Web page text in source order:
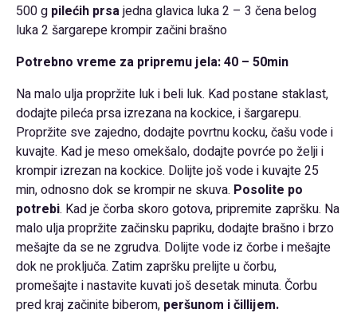
500 g pilećih prsajedna glavica luka 2 – 3 čena belog
luka 2 šargarepe krompir začini brašno
Potrebno vreme za pripremu jela: 40 – 50min
Na malo ulja propržite luk i beli luk. Kad postane staklast,
dodajte pileća prsa izrezana na kockice, i šargarepu.
Propržite sve zajedno, dodajte povrtnu kocku, čašu vode i
kuvajte. Kad je meso omekšalo, dodajte povrće po želji i
krompir izrezan na kockice. Dolijte još vode i kuvajte 25
min, odnosno dok se krompir ne skuva. Posolite po
potrebi. Kad je čorba skoro gotova, pripremite zapršku. Na
malo ulja propržite začinsku papriku, dodajte brašno i brzo
mešajte da se ne zgrudva. Dolijte vode iz čorbe i mešajte
dok ne proključa. Zatim zapršku prelijte u čorbu,
promešajte i nastavite kuvati još desetak minuta. Čorbu
pred kraj začinite biberom, peršunom i čillijem.